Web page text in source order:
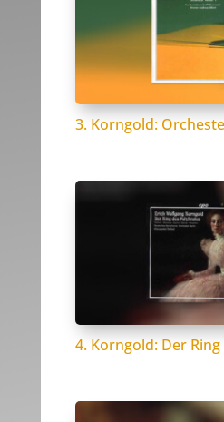
3. Korngold:
4. Korngold: Der